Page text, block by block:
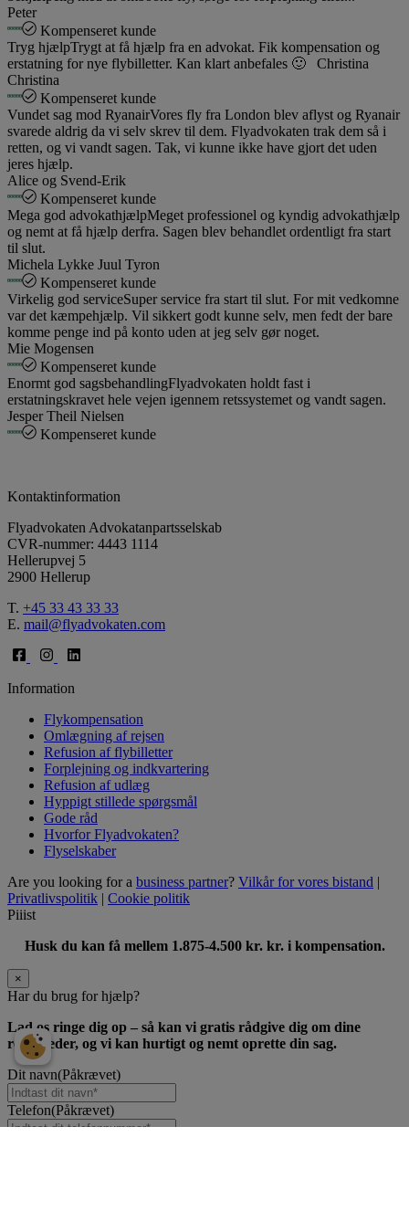
Peter
Kompenseret kunde
Tryg hjælpTrygt at få hjælp fra en advokat. Fik kompensation og
erstatning for nye flybilletter. Kan klart anbefales 🙂 Christina
Christina
Kompenseret kunde
Vundet sag mod RyanairVores fly fra London blev aflyst og Ryanair
svarede aldrig da vi selv skrev til dem. Flyadvokaten trak dem så i
retten, og vi vandt sagen. Tak, vi kunne ikke have gjort det uden
jeres hjælp.
Alice og Svend-Erik
Kompenseret kunde
Mega god advokathjælpMeget professionel og kyndig advokathjælp
og nemt at få hjælp derfra. Sagen blev behandlet ordentligt fra start
til slut.
Michela Lykke Juul Tyron
Kompenseret kunde
Virkelig god serviceSuper service fra start til slut. For mit vedkomne
var det kæmpehjælp. Vil sikkert godt kunne selv, men fedt der bare
komme penge ind på konto uden at jeg selv gør noget.
Mie Mogensen
Kompenseret kunde
Enormt god sagsbehandlingFlyadvokaten holdt fast i
erstatningskravet hele vejen igennem retssystemet og vandt sagen.
Jesper Theil Nielsen
Kompenseret kunde
Kontaktinformation
Flyadvokaten Advokatanpartsselskab
CVR-nummer: 4443 1114
Hellerupvej 5
2900 Hellerup
T. +45 33 43 33 33
E. mail@flyadvokaten.com
Information
Flykompensation
Omlægning af rejsen
Refusion af flybilletter
Forplejning og indkvartering
Refusion af udlæg
Hyppigt stillede spørgsmål
Gode råd
Hvorfor Flyadvokaten?
Flyselskaber
Are you looking for a business partner? Vilkår for vores bistand |
Privatlivspolitik | Cookie politik
Piiist
Husk du kan få mellem 1.875-4.500 kr. kr. i kompensation.
×
Har du brug for hjælp?
Lad os ringe dig op – så kan vi gratis rådgive dig om dine
rettigheder, og vi kan hurtigt og nemt oprette din sag.
Dit navn(Påkrævet)
Telefon(Påkrævet)